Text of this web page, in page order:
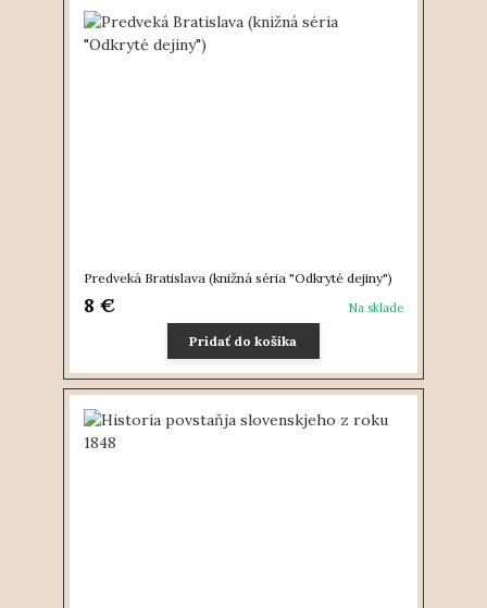
Predveká Bratislava (knižná séria "Odkryté dejiny")
8 € Na sklade
Pridať do košíka